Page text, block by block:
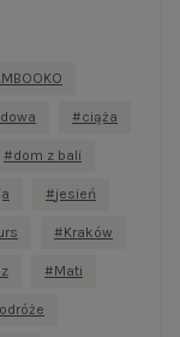
ciąża
dom z bali
jesień
Kraków
Mati